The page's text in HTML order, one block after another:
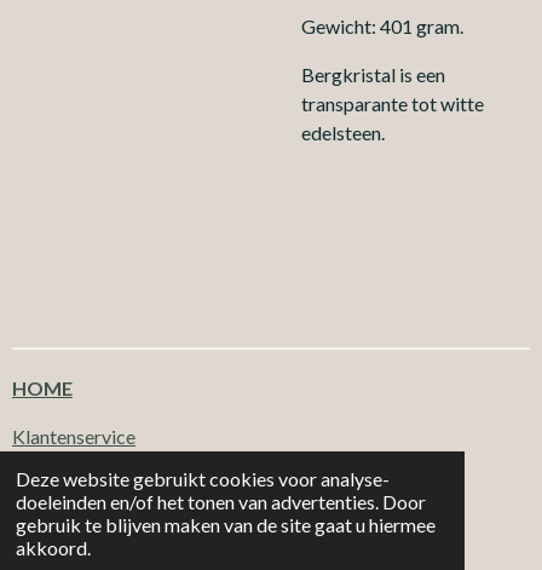
Deze website gebruikt cookies voor analyse-
doeleinden en/of het tonen van advertenties. Door
gebruik te blijven maken van de site gaat u hiermee
akkoord.
Gewicht: 401 gram.
Bergkristal is een
transparante tot witte
edelsteen.
HOME
Klantenservice
T
i
k
F
a
c
I
n
W
h
MORE 2 CHOOSE|Email: info@more2choose.nl |KVK nr. 89377249